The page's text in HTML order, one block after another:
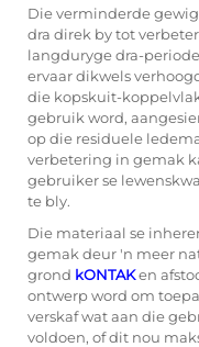
Die verminderde
dra direk by tot
langduryge dra-
ervaar dikwels
die kopskuit-
gebruik word,
op die residuele
verbetering in gemak
gebruiker se
te bly.
Die materiaal se
gemak deur 'n meer
grond kONTAKen
ontwerp word om
verskaf wat aan die
voldoen, of dit nou